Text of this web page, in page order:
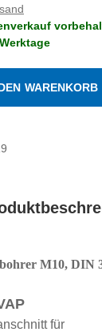
M10, DIN
für